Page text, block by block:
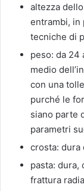
altezza
entrambi, in
tecniche di
peso: da 24
medio
con una
purché le
siano parte
parametri
crosta: dura
pasta: dura,
frattura